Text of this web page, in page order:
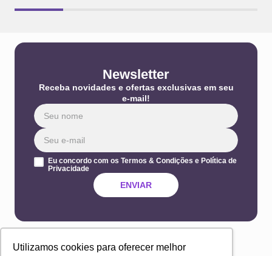
Utilizamos cookies para oferecer melhor
Modelador Moldado Com
Bojo Em Sensitive E Tecido
Lulu Preto
194,90
Calça Corsário Modeladora
R$ 94,90